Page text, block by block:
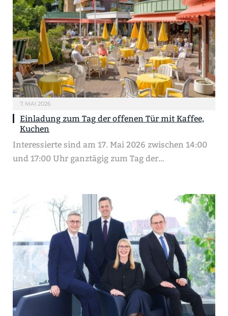
7. MAI 2026
Einladung zum Tag der offenen Tür mit Kaffee,
Kuchen
Interessierte sind am 17. Mai 2026 zwischen 14:00
und 17:00 Uhr ganztägig zum Tag der…